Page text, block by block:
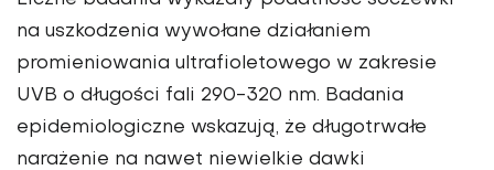
na uszko­dzenia wywołane działaniem
promieniowania ultrafio­letowego w zakresie
UVB o długości fali 290-320 nm. Badania
epidemiologiczne wskazują, że długotrwałe
narażenie na nawet niewiel­kie dawki